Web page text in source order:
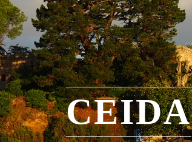
CEIDA